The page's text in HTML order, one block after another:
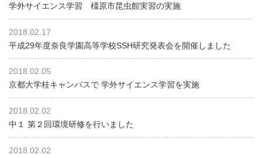
学外サイエンス学習 橿原市昆虫館実習の実施
2018.02.17
平成29年度奈良学園高等学校SSH研究発表会を開催しました
2018.02.05
京都大学桂キャンパスで 学外サイエンス学習を実施
2018.02.02
中１ 第２回環境研修を行いました
2018.02.02